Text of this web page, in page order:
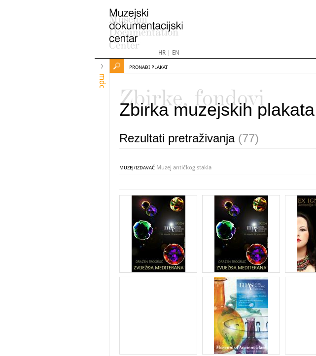
HR| EN
mdc
PRONAĐI PLAKAT
Zbirke, fondovi
Zbirka muzejskih plakata
Rezultati pretraživanja (77)
MUZEJ/IZDAVAČ Muzej antičkog stakla